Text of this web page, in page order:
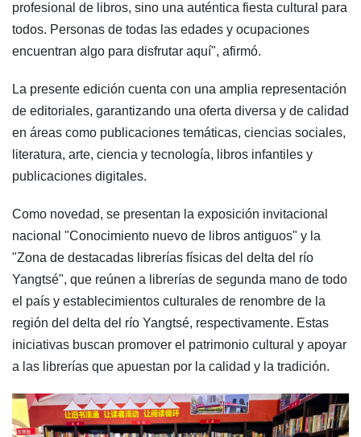
profesional de libros, sino una auténtica fiesta cultural para
todos. Personas de todas las edades y ocupaciones
encuentran algo para disfrutar aquí", afirmó.
La presente edición cuenta con una amplia representación
de editoriales, garantizando una oferta diversa y de calidad
en áreas como publicaciones temáticas, ciencias sociales,
literatura, arte, ciencia y tecnología, libros infantiles y
publicaciones digitales.
Como novedad, se presentan la exposición invitacional
nacional "Conocimiento nuevo de libros antiguos" y la
"Zona de destacadas librerías físicas del delta del río
Yangtsé", que reúnen a librerías de segunda mano de todo
el país y establecimientos culturales de renombre de la
región del delta del río Yangtsé, respectivamente. Estas
iniciativas buscan promover el patrimonio cultural y apoyar
a las librerías que apuestan por la calidad y la tradición.